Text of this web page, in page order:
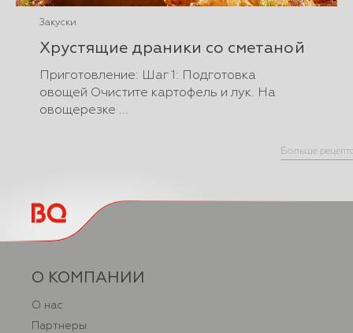
Закуски
Хрустящие драники со сметаной
Приготовление: Шаг 1: Подготовка
овощей Очистите картофель и лук. На
овощерезке ...
Больше
О КОМПАНИИ
О нас
Партнеры